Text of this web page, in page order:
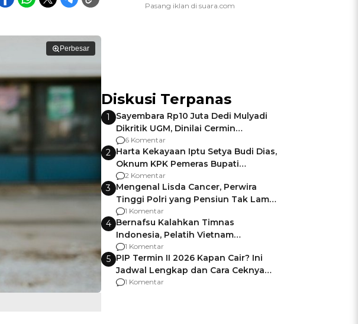
Perbesar
Diskusi Terpanas
1
Sayembara Rp10 Juta Dedi Mulyadi
Dikritik UGM, Dinilai Cermin
Gagalnya Negara Jamin Keamanan
6 Komentar
2 Harta Kekayaan Iptu Setya Budi Dias,
Oknum KPK Pemeras Bupati
Pemalang
2 Komentar
3 Mengenal Lisda Cancer, Perwira
Tinggi Polri yang Pensiun Tak Lama
Usai Jadi Brigjen
1 Komentar
4 Bernafsu Kalahkan Timnas
Indonesia, Pelatih Vietnam
Berencana Pakai Jimat di Pakansari
1 Komentar
5 PIP Termin II 2026 Kapan Cair? Ini
Jadwal Lengkap dan Cara Ceknya
agar Dana Tidak Hangus!
1 Komentar